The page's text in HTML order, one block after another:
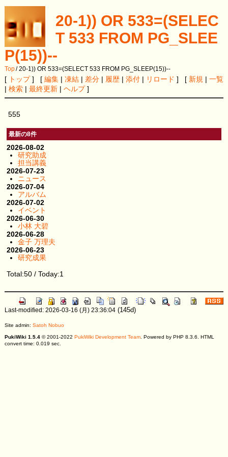
20-1)) OR 533=(SELEC
T 533 FROM PG_SLEE
P(15))--
Top/ 20-1)) OR 533=(SELECT 533 FROM PG_SLEEP(15))--
[ トップ] [ 編集| 凍結| 差分| 履歴| 添付| リロード ] [ 新規 | 一覧
| 検索| 最終更新| ヘルプ]
555
最新の8件
2026-08-02
研究助成
担当講義
2026-07-23
ニュース
2026-07-04
アルバム
2026-07-02
イベント
2026-06-30
小林 大碧
2026-06-28
金子 万理夫
2026-06-23
研究成果
Total:50 / Today:1
Last-modified: 2026-03-16 (月) 23:36:04(145d)
Site admin: Satoh Nobuo
PukiWiki 1.5.4© 2001-2022 PukiWiki Development Team. Powered by PHP 8.3.6. HTML
convert time: 0.019 sec.